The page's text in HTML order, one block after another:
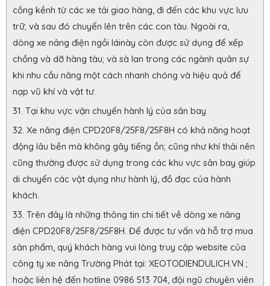
cồng kềnh từ các xe tải giao hàng, đi đến các khu vực lưu
trữ; và sau đó chuyển lên trên các con tàu. Ngoài ra,
dòng xe nâng điện ngồi láinày còn được sử dụng để xếp
chồng và dỡ hàng tàu; và sà lan trong các ngành quân sự
khi nhu cầu nâng một cách nhanh chóng và hiệu quả để
nạp vũ khí và vật tư.
Tại khu vực vận chuyển hành lý của sân bay
Xe nâng điện CPD20F8/25F8/25F8H có khả năng hoạt
động lâu bền mà không gây tiếng ồn; cũng như khí thải nên
cũng thường được sử dụng trong các khu vực sân bay giúp
di chuyển các vật dụng như hành lý, đồ đạc của hành
khách.
Trên đây là những thông tin chi tiết về dòng xe nâng
điện CPD20F8/25F8/25F8H. Để được tư vấn và hỗ trợ mua
sản phẩm, quý khách hàng vui lòng truy cập website của
công ty xe nâng Trường Phát tại: XEOTODIENDULICH.VN ;
hoặc liên hệ đến hotline 0986 513 704, đội ngũ chuyên viên